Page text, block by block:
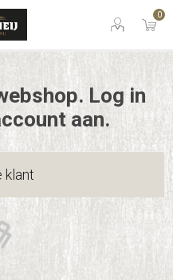
0
Log in
aan.
klant